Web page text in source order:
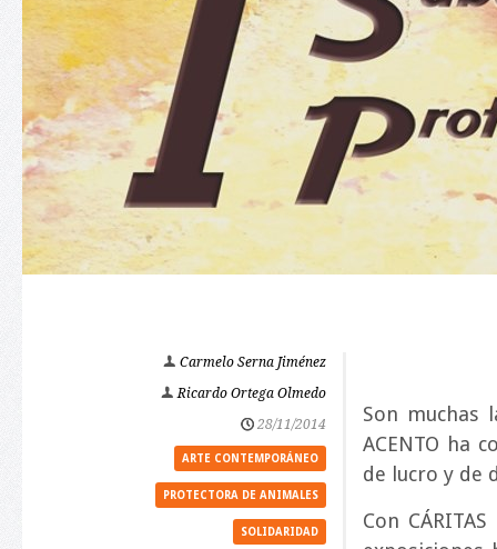
Carmelo Serna Jiménez
Ricardo Ortega Olmedo
28/11/2014
ARTE CONTEMPORÁNEO
PROTECTORA DE ANIMALES
SOLIDARIDAD
Son muchas
ACENTO ha
de lucro y de
Con